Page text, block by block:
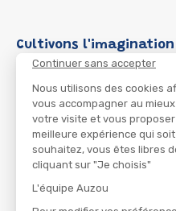
Continuer sans accepter
Nous utilisons des cookies
vous accompagner au
votre visite et vous proposer
meilleure expérience qui
souhaitez, vous êtes libres
cliquant sur "Je choisis"
L'équipe Auzou
Cultivons l'imagination